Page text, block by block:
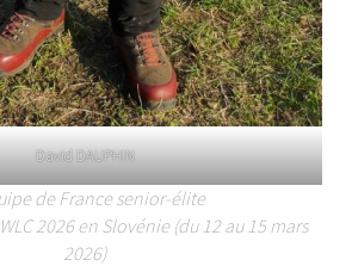
David DAUPHIN
de France senior-élite
2026 en Slovénie (du 12 au 15 mars
2026)